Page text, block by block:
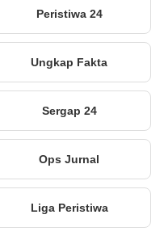
Peristiwa 24
Ungkap Fakta
Sergap 24
Ops Jurnal
Liga Peristiwa